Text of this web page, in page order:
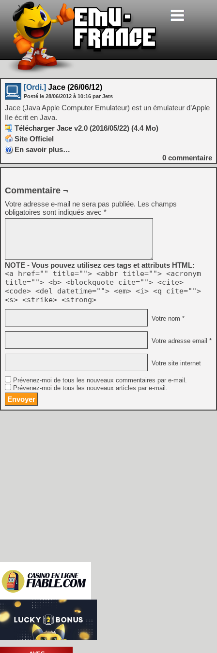
[Ordi.] Jace (26/06/12)
Posté le 28/06/2012 à 10:16 par Jets
Jace (Java Apple Computer Emulateur) est un émulateur d’Apple
IIe écrit en Java.
Télécharger Jace v2.0 (2016/05/22) (4.4 Mo)
Site Officiel
En savoir plus…
0 commentaire
Commentaire ¬
Votre adresse e-mail ne sera pas publiée. Les champs
obligatoires sont indiqués avec *
NOTE - Vous pouvez utilisez ces tags et attributs HTML:
<a href="" title=""> <abbr title=""> <acronym
title=""> <b> <blockquote cite=""> <cite>
<code> <del datetime=""> <em> <i> <q cite="">
<s> <strike> <strong>
Votre nom *
Votre adresse email *
Votre site internet
Prévenez-moi de tous les nouveaux commentaires par e-mail.
Prévenez-moi de tous les nouveaux articles par e-mail.